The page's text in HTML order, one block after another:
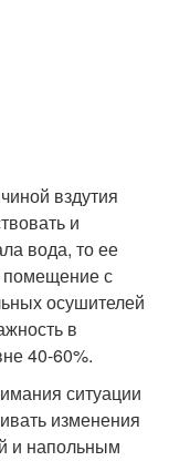
вздутия
и
вода, то ее
помещение с
осушителей
в
40-60%.
ситуации
изменения
и напольным